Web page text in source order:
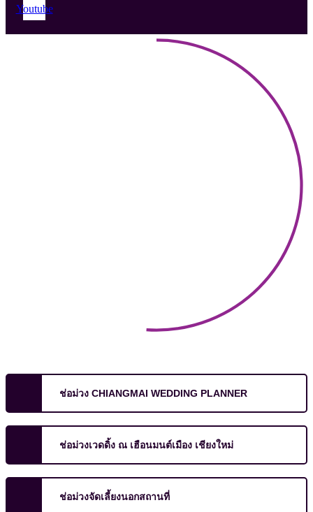
Youtube
ช่อม่วง CHIANGMAI WEDDING PLANNER
ช่อม่วงเวดดิ้ง ณ เฮือนมนต์เมือง เชียงใหม่
ช่อม่วงจัดเลี้ยงนอกสถานที่